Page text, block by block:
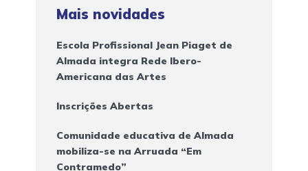
Mais novidades
Escola Profissional Jean Piaget de
Almada integra Rede Ibero-
Americana das Artes
Inscrições Abertas
Comunidade educativa de Almada
mobiliza-se na Arruada “Em
Contramedo”